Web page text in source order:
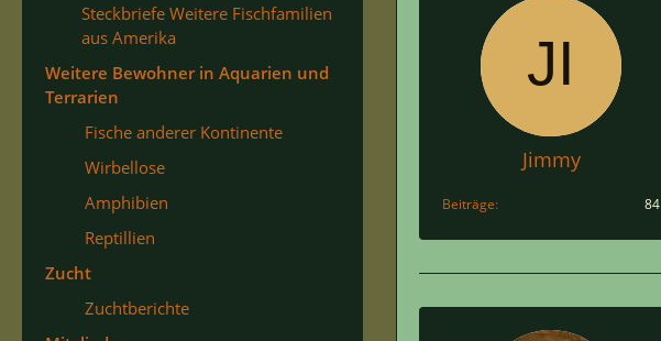
Steckbriefe Weitere Fischfamilien
aus Amerika
Weitere Bewohner in Aquarien und
Terrarien
Fische anderer Kontinente
Wirbellose
Amphibien
Reptillien
Zucht
Zuchtberichte
Jimmy
Beiträge 84